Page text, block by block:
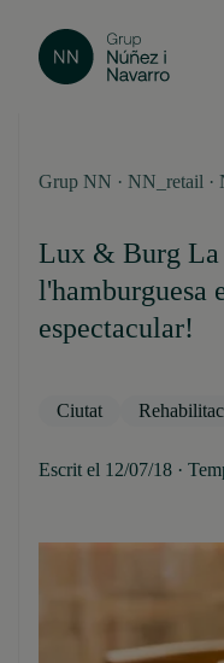
Grup NN · NN_retail ·
Lux & Burg La
l'hamburguesa
espectacular!
Ciutat
Escrit el 12/07/18 ·